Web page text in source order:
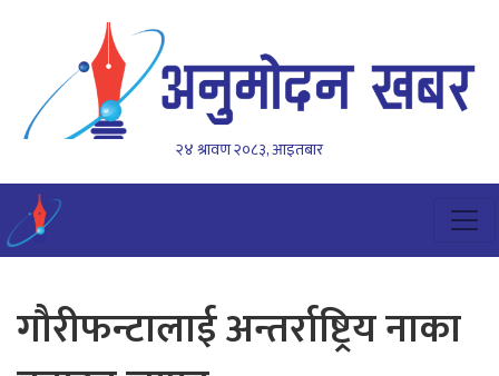
२४ श्रावण २०८३, आइतबार
गौरीफन्टालाई अन्तर्राष्ट्रिय नाका